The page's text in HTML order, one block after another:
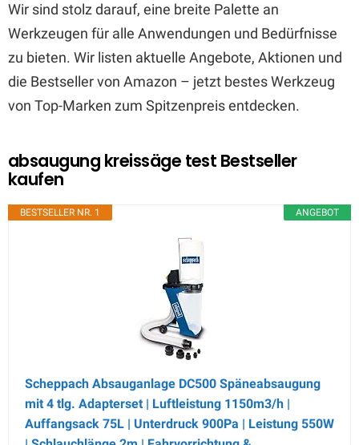
Wir sind stolz darauf, eine breite Palette an
Werkzeugen für alle Anwendungen und Bedürfnisse
zu bieten. Wir listen aktuelle Angebote, Aktionen und
die Bestseller von Amazon – jetzt bestes Werkzeug
von Top-Marken zum Spitzenpreis entdecken.
absaugung kreissäge test Bestseller
kaufen
ANGEBOT
BESTSELLER NR. 1
Scheppach Absauganlage DC500 Späneabsaugung
mit 4 tlg. Adapterset | Luftleistung 1150m3/h |
Auffangsack 75L | Unterdruck 900Pa | Leistung 550W